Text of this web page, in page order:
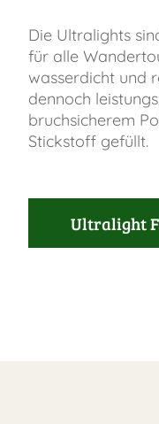
Die Ultralights
für alle
wasserdicht und
dennoch
bruchsicherem
Stickstoff gefüllt.
Ultralight